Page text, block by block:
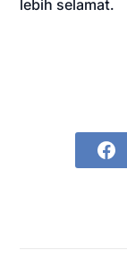
lebih selamat.